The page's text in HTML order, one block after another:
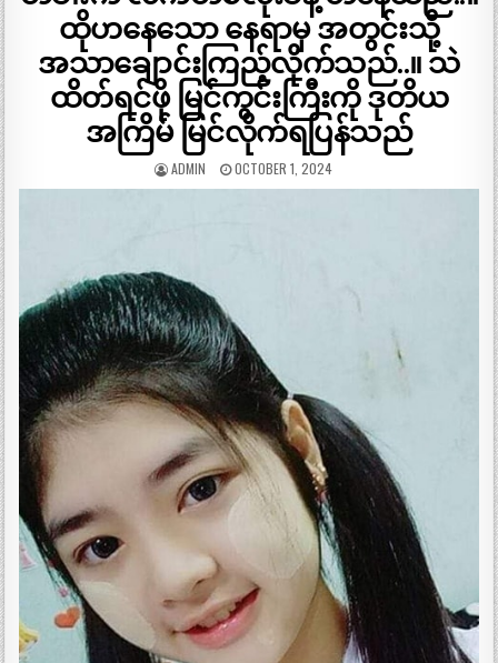
ထိုဟနေသော နေရာမှ အတွင်းသို့
အသာချောင်းကြည့်လိုက်သည်..။ သဲ
ထိတ်ရင်ဖို မြင်ကွင်းကြီးကို ဒုတိယ
အကြိမ် မြင်လိုက်ရပြန်သည်
ADMIN OCTOBER 1, 2024